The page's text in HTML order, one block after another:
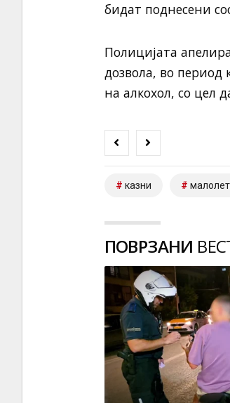
бидат поднесени
Полицијата
дозвола, во период
на алкохол, со цел
казни
ПОВРЗАНИ